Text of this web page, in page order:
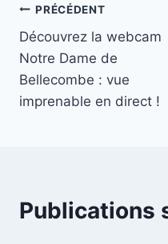
Navigation
de
l’article
PRÉCÉDENT
Découvrez la webcam
Notre Dame de
Bellecombe : vue
imprenable en direct !
Publications